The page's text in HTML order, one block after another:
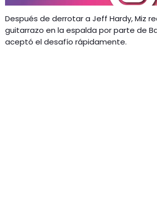
Después de derrotar a Jeff Hardy, Miz
guitarrazo en la espalda por parte de
aceptó el desafío rápidamente.